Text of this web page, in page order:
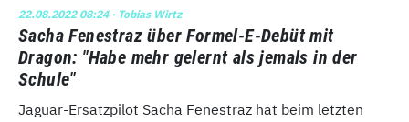
22.08.2022 08:24· Tobias Wirtz
Sacha Fenestraz über Formel-E-Debüt mit
Dragon: "Habe mehr gelernt als jemals in der
Schule"
Jaguar-Ersatzpilot Sacha Fenestraz hat beim letzten